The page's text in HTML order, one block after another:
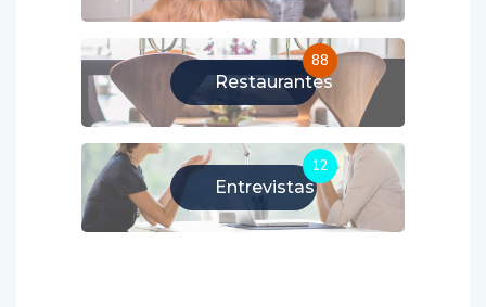
Restaurantes
88
Entrevistas
12